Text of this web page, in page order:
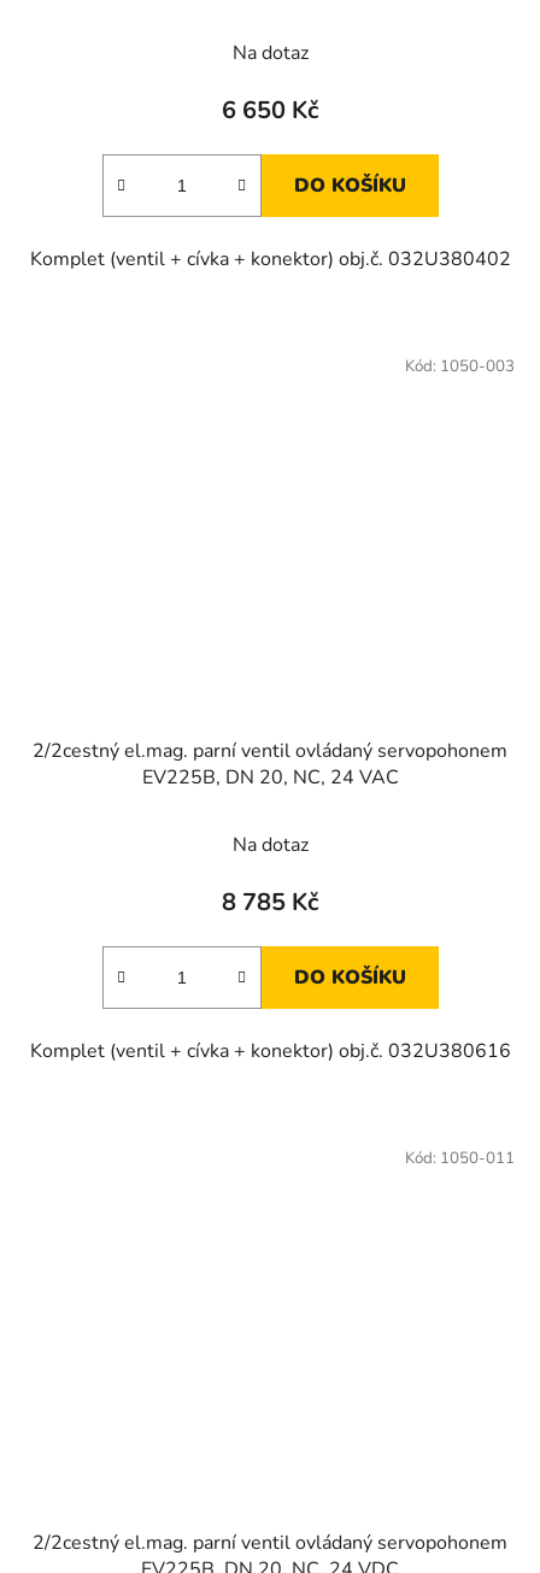
Na dotaz
6 650 Kč
DO KOŠÍKU
Komplet (ventil + cívka + konektor) obj.č. 032U380402
2/2cestný el.mag. parní ventil ovládaný servopohonem
EV225B, DN 20, NC, 24 VAC
Na dotaz
8 785 Kč
DO KOŠÍKU
Komplet (ventil + cívka + konektor) obj.č. 032U380616
Kód: 1050-003
2/2cestný el.mag. parní ventil ovládaný servopohonem
Kód: 1050-011